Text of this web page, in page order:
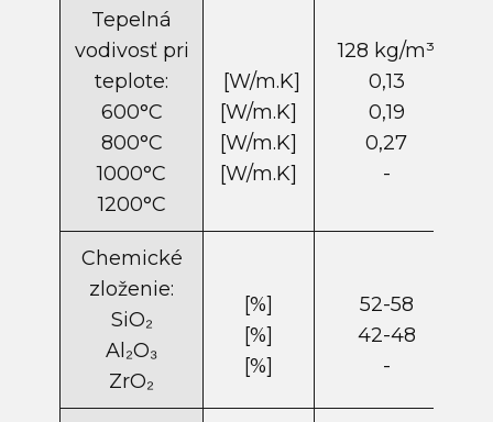
Tepelná
vodivosť pri
teplote:
600°C
800°C
1000°C
1200°C
[W/m.K]
[W/m.K]
[W/m.K]
[W/m.K]
128 kg/m​³
0,13
0,19
0,27
-
Chemické
zloženie:
SiO₂
Al₂O₃
ZrO₂
[%]
[%]
[%]
52-58
42-48
-